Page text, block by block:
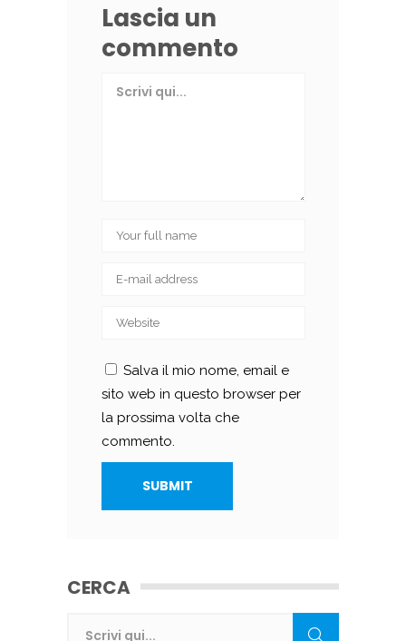
Lascia un
commento
Salva il mio nome, email e
sito web in questo browser per
la prossima volta che
commento.
CERCA